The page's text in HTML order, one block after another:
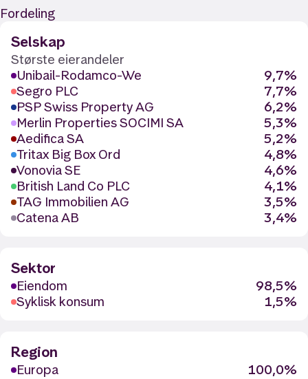
Fordeling
Selskap
Største eierandeler
Unibail-Rodamco-We
9,7%
Segro PLC
7,7%
PSP Swiss Property AG
6,2%
Merlin Properties SOCIMI SA
5,3%
Aedifica SA
5,2%
Tritax Big Box Ord
4,8%
Vonovia SE
4,6%
British Land Co PLC
4,1%
TAG Immobilien AG
3,5%
Catena AB
3,4%
Sektor
Eiendom
98,5%
Syklisk konsum
1,5%
Region
Europa 100,0%